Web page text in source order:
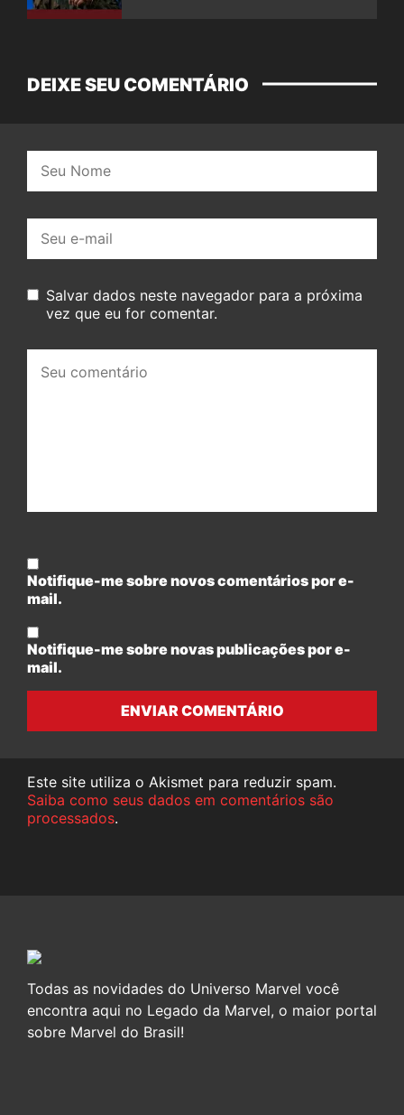
DEIXE SEU COMENTÁRIO
mail:
Salvar dados neste navegador para a próxima
vez que eu for comentar.
comentário:
Notifique-me sobre novos comentários por e-
mail.
Notifique-me sobre novas publicações por e-
mail.
ENVIAR COMENTÁRIO
Este site utiliza o Akismet para reduzir spam.
Saiba como seus dados em comentários são
processados.
Todas as novidades do Universo Marvel você
encontra aqui no Legado da Marvel, o maior portal
sobre Marvel do Brasil!